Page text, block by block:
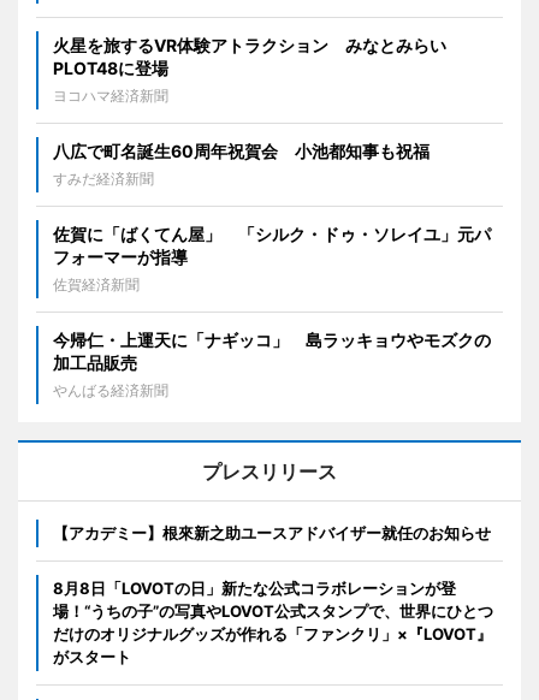
火星を旅するVR体験アトラクション みなとみらい
PLOT48に登場
ヨコハマ経済新聞
八広で町名誕生60周年祝賀会 小池都知事も祝福
すみだ経済新聞
佐賀に「ばくてん屋」 「シルク・ドゥ・ソレイユ」元パ
フォーマーが指導
佐賀経済新聞
今帰仁・上運天に「ナギッコ」 島ラッキョウやモズクの
加工品販売
やんばる経済新聞
プレスリリース
【アカデミー】根來新之助ユースアドバイザー就任のお知らせ
8月8日「LOVOTの日」新たな公式コラボレーションが登
場！“うちの子”の写真やLOVOT公式スタンプで、世界にひとつ
だけのオリジナルグッズが作れる「ファンクリ」×『LOVOT』
がスタート